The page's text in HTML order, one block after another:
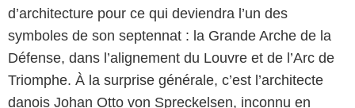
d’architecture pour ce qui deviendra l’un des
symboles de son septennat : la Grande Arche de la
Défense, dans l’alignement du Louvre et de l’Arc de
Triomphe. À la surprise générale, c’est l’architecte
danois Johan Otto von Spreckelsen, inconnu en